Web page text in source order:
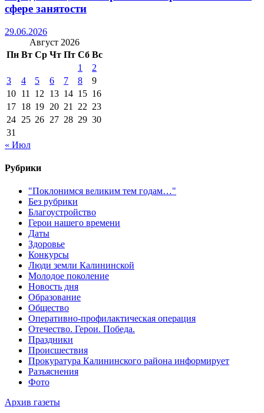
сфере занятости
29.06.2026
Август 2026
Пн Вт Ср Чт Пт Сб Вс
1
2
3
4 5 6 7 8
9
10 11 12 13 14 15 16
17 18 19 20 21 22 23
24 25 26 27 28 29 30
31
« Июл
Рубрики
"Поклонимся великим тем годам…"
Без рубрики
Благоустройство
Герои нашего времени
Даты
Здоровье
Конкурсы
Люди земли Калининской
Молодое поколение
Новость дня
Образование
Общество
Оперативно-профилактическая операция
Отечество. Герои. Победа.
Праздники
Происшествия
Прокуратура Калининского района информирует
Разъяснения
Фото
Архив газеты